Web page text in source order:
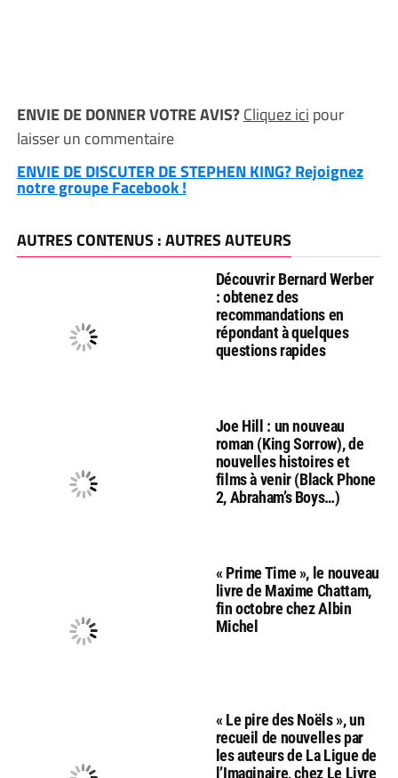
ENVIE DE DONNER VOTRE AVIS?Cliquez ici pour
laisser un commentaire
ENVIE DE DISCUTER DE STEPHEN KING? Rejoignez
notre groupe Facebook !
AUTRES CONTENUS : AUTRES AUTEURS
Découvrir Bernard Werber
: obtenez des
recommandations en
répondant à quelques
questions rapides
Joe Hill : un nouveau
roman (King Sorrow), de
nouvelles histoires et
films à venir (Black Phone
2, Abraham’s Boys…)
« Prime Time », le nouveau
livre de Maxime Chattam,
fin octobre chez Albin
Michel
« Le pire des Noëls », un
recueil de nouvelles par
les auteurs de La Ligue de
l’Imaginaire, chez Le Livre